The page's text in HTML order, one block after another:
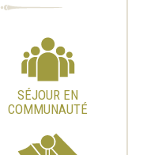
SÉJOUR EN
COMMUNAUTÉ